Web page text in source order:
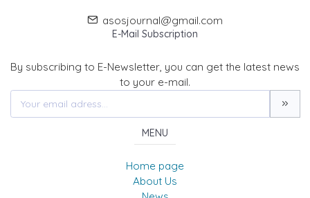
asosjournal@gmail.com
E-Mail Subscription
By subscribing to E-Newsletter, you can get the latest news
to your e-mail.
MENU
Home page
About Us